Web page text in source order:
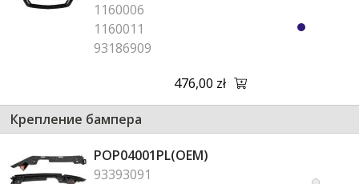
1160006
1160011
93186909
476,00 zł
Крепление бампера
POP04001PL(OEM)
93393091